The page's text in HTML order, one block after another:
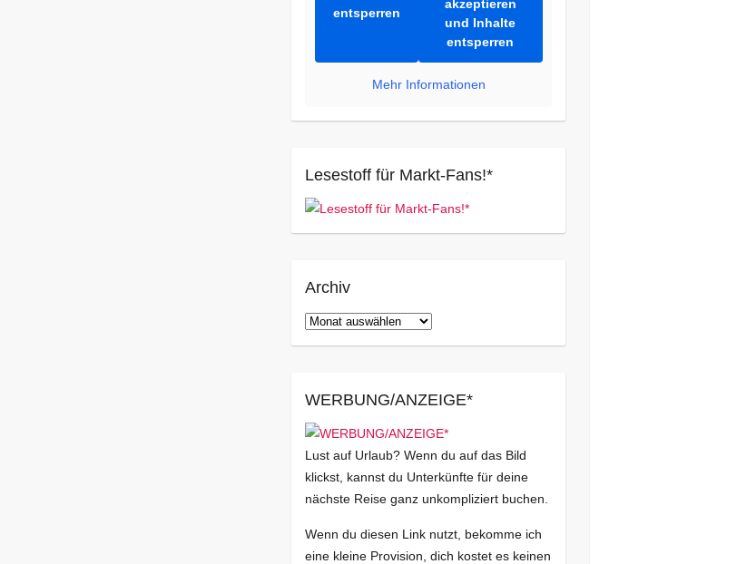
entsperren
akzeptieren
und Inhalte
entsperren
Mehr Informationen
Lesestoff für Markt-Fans!*
Archiv
Archiv
WERBUNG/ANZEIGE*
Lust auf Urlaub? Wenn du auf das Bild
klickst, kannst du Unterkünfte für deine
nächste Reise ganz unkompliziert buchen.
Wenn du diesen Link nutzt, bekomme ich
eine kleine Provision, dich kostet es keinen